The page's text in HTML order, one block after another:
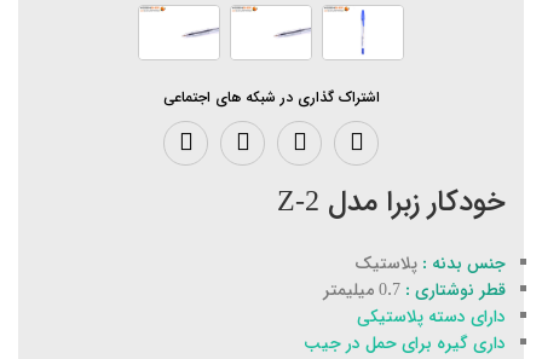
اشتراک گذاری در شبکه های اجتماعی
خودکار زبرا مدل Z-2
جنس بدنه : پلاستیک
قطر نوشتاری :
دارای دسته پلاستیکی
داری گیره برای حمل در جیب